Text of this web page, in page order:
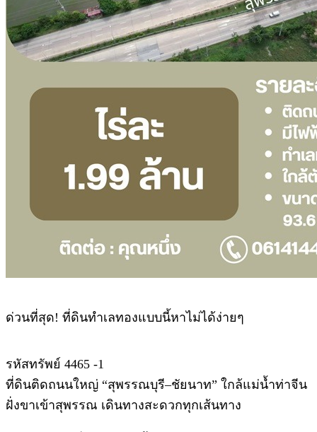
ด่วนที่สุด! ที่ดินทำเลทองแบบนี้หาไม่ได้ง่ายๆ
รหัสทรัพย์ 4465 -1
ที่ดินติดถนนใหญ่ “สุพรรณบุรี–ชัยนาท” ใกล้แม่น้ำท่าจีน
ฝั่งขาเข้าสุพรรณ เดินทางสะดวกทุกเส้นทาง